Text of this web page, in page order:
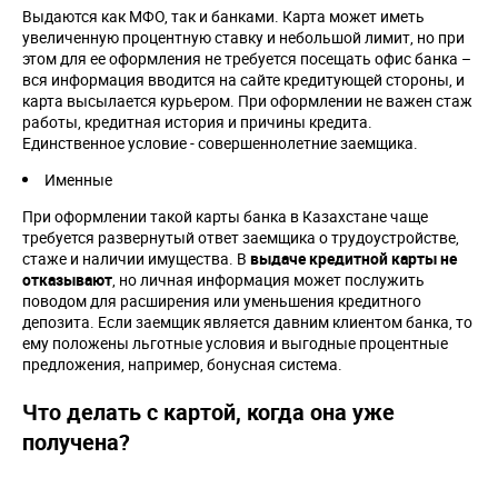
Выдаются как МФО, так и банками. Карта может иметь
увеличенную процентную ставку и небольшой лимит, но при
этом для ее оформления не требуется посещать офис банка –
вся информация вводится на сайте кредитующей стороны, и
карта высылается курьером. При оформлении не важен стаж
работы, кредитная история и причины кредита.
Единственное условие - совершеннолетние заемщика.
Именные
При оформлении такой карты банка в Казахстане чаще
требуется развернутый ответ заемщика о трудоустройстве,
стаже и наличии имущества. В выдаче кредитной карты не
отказывают, но личная информация может послужить
поводом для расширения или уменьшения кредитного
депозита. Если заемщик является давним клиентом банка, то
ему положены льготные условия и выгодные процентные
предложения, например, бонусная система.
Что делать с картой, когда она уже
получена?